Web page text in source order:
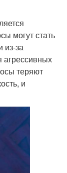
могут стать
из-за
агрессивных
теряют
и